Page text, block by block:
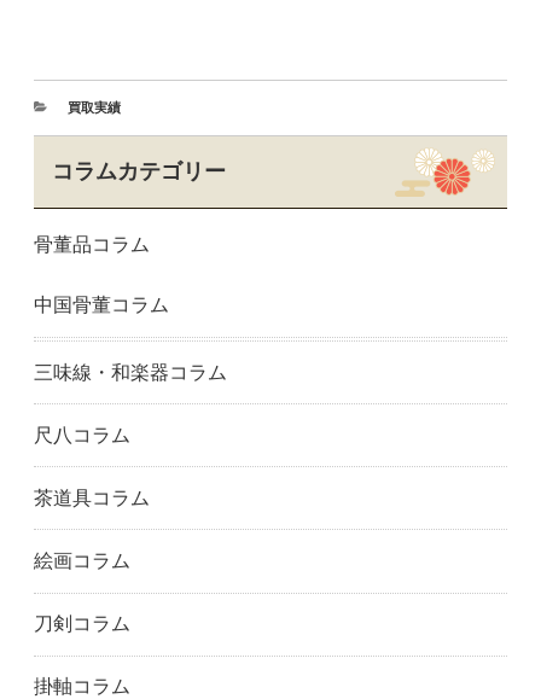
寝屋川市
大阪市
堺市
吹田市
明石市
芦屋市
神戸市東灘区
姫路市
神戸市
西宮市
香芝市
大和郡山市
和歌山県
和歌山市
岐阜県
愛知県
一宮市
春日井市
長久手市
岡崎市
尾張旭市
瀬戸市
豊橋市
津市
四日市市
埼玉県
川越市
さいたま市
所沢市
つくば市
千葉県
市川市
柏市
松戸市
東京都
買取実績
コラムカテゴリー
骨董品コラム
中国骨董コラム
三味線・和楽器コラム
尺八コラム
茶道具コラム
絵画コラム
刀剣コラム
掛軸コラム